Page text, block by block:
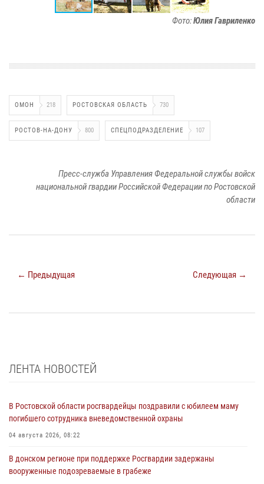
Фото:Юлия Гавриленко
ОМОН 218 РОСТОВСКАЯ ОБЛАСТЬ 730
РОСТОВ-НА-ДОНУ 800 СПЕЦПОДРАЗДЕЛЕНИЕ 107
Пресс-служба Управления Федеральной службы войск
национальной гвардии Российской Федерации по Ростовской
области
← Предыдущая Следующая →
ЛЕНТА НОВОСТЕЙ
В Ростовской области росгвардейцы поздравили с юбилеем маму
погибшего сотрудника вневедомственной охраны
04 августа 2026, 08:22
В донском регионе при поддержке Росгвардии задержаны
вооруженные подозреваемые в грабеже